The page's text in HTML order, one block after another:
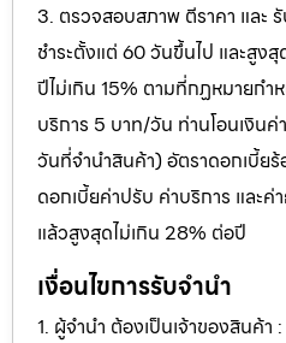
3. ตรวจสอบสภาพ ตีราคา และ
ชำระตั้งแต่ 60 วันขึ้นไป และสูง
ปีไม่เกิน 15% ตามที่กฏหมายกำ
บริการ 5 บาท/วัน ท่านโอนเงิน
วันที่จำนำสินค้า) อัตราดอกเบี้ยร้
ดอกเบี้ยค่าปรับ ค่าบริการ และค่
แล้วสูงสุดไม่เกิน 28% ต่อปี
เงื่อนไขการรับจำนำ
1. ผู้จำนำ ต้องเป็นเจ้าของสินค้า